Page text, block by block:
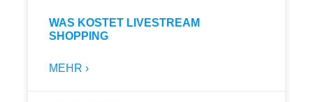
WAS KOSTET LIVESTREAM
SHOPPING
MEHR ›